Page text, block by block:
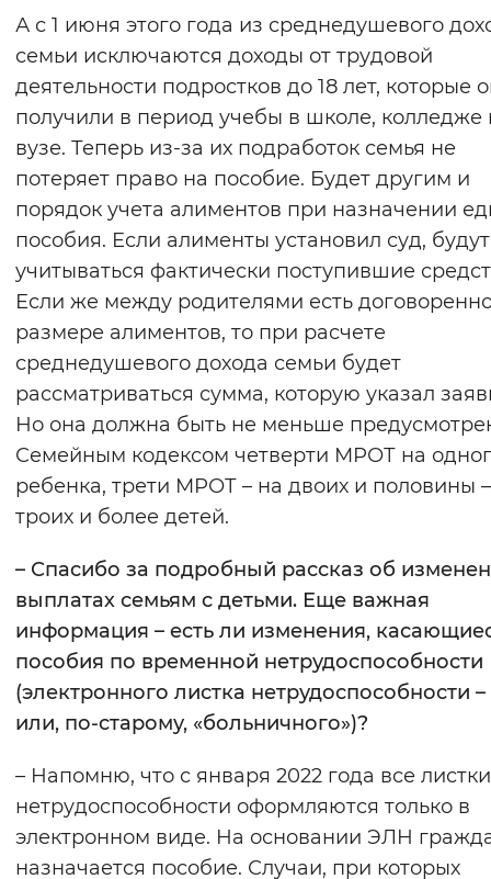
А с 1 июня этого года из среднедушевого
семьи исключаются доходы от трудовой
деятельности подростков до 18 лет, которые
получили в период учебы в школе, колледже
вузе. Теперь из-за их подработок семья не
потеряет право на пособие. Будет другим и
порядок учета алиментов при назначении
пособия. Если алименты установил суд, будут
учитываться фактически поступившие
Если же между родителями есть
размере алиментов, то при расчете
среднедушевого дохода семьи будет
рассматриваться сумма, которую указал
Но она должна быть не меньше
Семейным кодексом четверти МРОТ на
ребенка, трети МРОТ – на двоих и половины
троих и более детей.
– Спасибо за подробный рассказ об
выплатах семьям с детьми. Еще важная
информация – есть ли изменения,
пособия по временной нетрудоспособности
(электронного листка нетрудоспособности
или, по-старому, «больничного»)?
– Напомню, что с января 2022 года все листки
нетрудоспособности оформляются только в
электронном виде. На основании ЭЛН
назначается пособие. Случаи, при которых